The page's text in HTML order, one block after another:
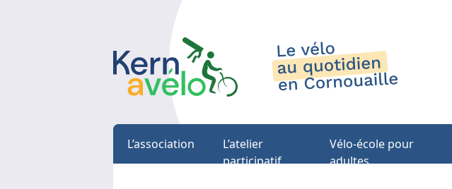
L’association
L’atelier
participatif
Vélo-école pour
adultes